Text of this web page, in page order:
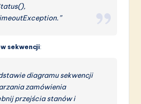
sekwencji:
diagramu sekwencji
zamówienia
przejścia stanów i